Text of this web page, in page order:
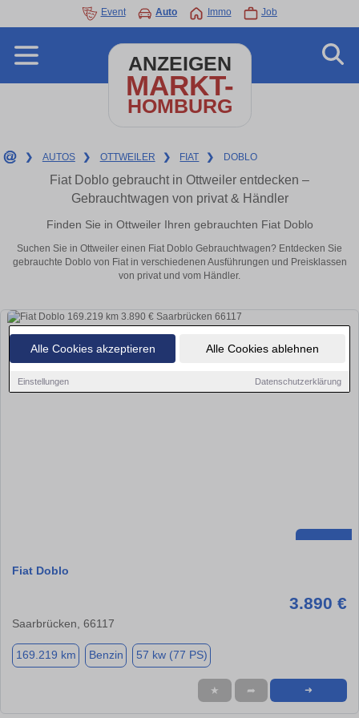
Alle Cookies akzeptieren Alle Cookies ablehnen
Einstellungen Datenschutzerklärung
Event Auto Immo Job
ANZEIGEN
MARKT-
HOMBURG
❯ AUTOS ❯ OTTWEILER ❯ FIAT ❯ DOBLO
Fiat Doblo gebraucht in Ottweiler entdecken –
Gebrauchtwagen von privat & Händler
Finden Sie in Ottweiler Ihren gebrauchten Fiat Doblo
Suchen Sie in Ottweiler einen Fiat Doblo Gebrauchtwagen? Entdecken Sie
gebrauchte Doblo von Fiat in verschiedenen Ausführungen und Preisklassen
von privat und vom Händler.
Fiat Doblo
3.890 €
Saarbrücken, 66117
169.219 km Benzin 57 kw (77 PS)
★ ➦ ➜